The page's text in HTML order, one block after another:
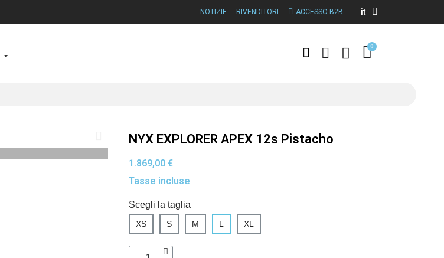
NOTIZIE RIVENDITORI ACCESSO B2B it
NYX EXPLORER APEX 12s Pistacho
1.869,00 €
Tasse incluse
Scegli la taglia
XS S M L XL